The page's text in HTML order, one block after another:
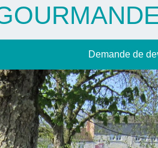
Demande de